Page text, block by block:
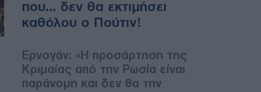
που... δεν θα εκτιμήσει
καθόλου ο Πούτιν!
Ερνογάν: «Η προσάρτηση της
Κριμαίας από την Ρωσία είναι
παράνομη και δεν θα την